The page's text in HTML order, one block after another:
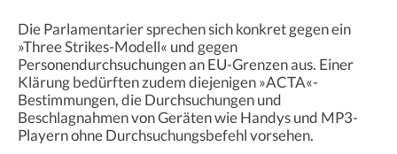
Die Parlamentarier sprechen sich konkret gegen ein
»Three Strikes-Modell« und gegen
Personendurchsuchungen an EU-Grenzen aus. Einer
Klärung bedürften zudem diejenigen »ACTA«-
Bestimmungen, die Durchsuchungen und
Beschlagnahmen von Geräten wie Handys und MP3-
Playern ohne Durchsuchungsbefehl vorsehen.